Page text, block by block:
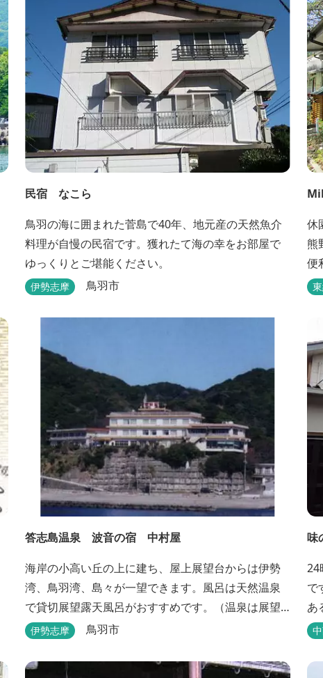
民宿 なこら
鳥羽の海に囲まれた菅島で40年、地元産の天然魚介
料理が自慢の民宿です。獲れたて海の幸をお部屋で
ゆっくりとご堪能ください。
伊勢志摩 鳥羽市
休
熊
便
答志島温泉 波音の宿 中村屋
海岸の小高い丘の上に建ち、屋上展望台からは伊勢
湾、鳥羽湾、島々が一望できます。風呂は天然温泉
で貸切展望露天風呂がおすすめです。（温泉は展望
大浴場のみとなります。）
伊勢志摩 鳥羽市
味
24
で
あ